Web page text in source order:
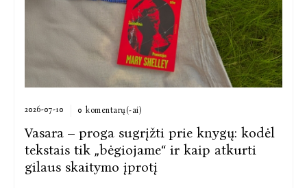
2026-07-10 0 komentarų(-ai)
Vasara – proga sugrįžti prie knygų: kodėl
tekstais tik „bėgiojame“ ir kaip atkurti
gilaus skaitymo įprotį